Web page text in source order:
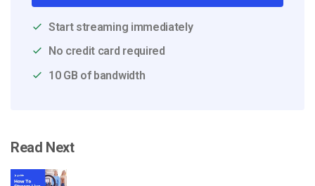
Start streaming immediately
No credit card required
10 GB of bandwidth
Read Next